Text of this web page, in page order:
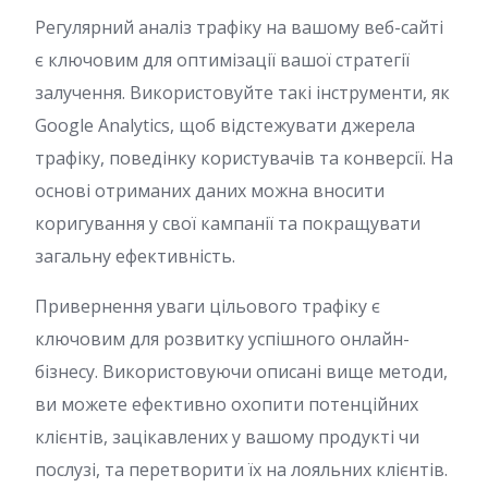
Регулярний аналіз трафіку на вашому веб-сайті
є ключовим для оптимізації вашої стратегії
залучення. Використовуйте такі інструменти, як
Google Analytics, щоб відстежувати джерела
трафіку, поведінку користувачів та конверсії. На
основі отриманих даних можна вносити
коригування у свої кампанії та покращувати
загальну ефективність.
Привернення уваги цільового трафіку є
ключовим для розвитку успішного онлайн-
бізнесу. Використовуючи описані вище методи,
ви можете ефективно охопити потенційних
клієнтів, зацікавлених у вашому продукті чи
послузі, та перетворити їх на лояльних клієнтів.